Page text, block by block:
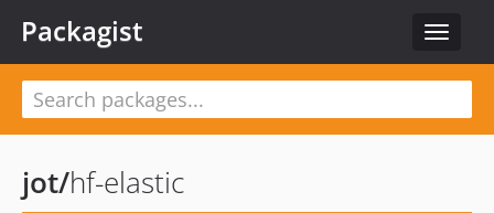
Toggle
Packagist
jot/hf-elastic